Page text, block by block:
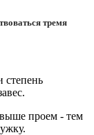
тремя
проем - тем